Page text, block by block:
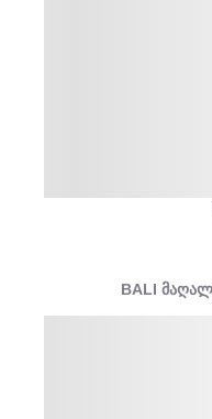
BALI